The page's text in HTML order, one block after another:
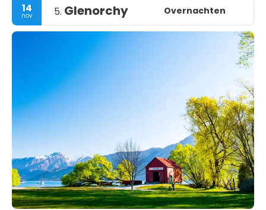
14
nov 5. Glenorchy Overnachten